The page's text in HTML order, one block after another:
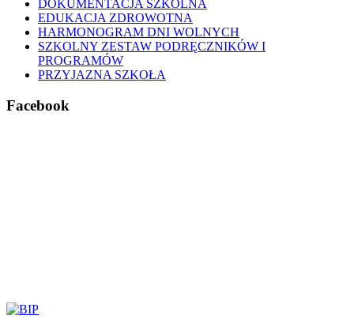
DOKUMENTACJA SZKOLNA
EDUKACJA ZDROWOTNA
HARMONOGRAM DNI WOLNYCH
SZKOLNY ZESTAW PODRĘCZNIKÓW I
PROGRAMÓW
PRZYJAZNA SZKOŁA
Facebook